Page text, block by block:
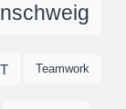
Teamwork